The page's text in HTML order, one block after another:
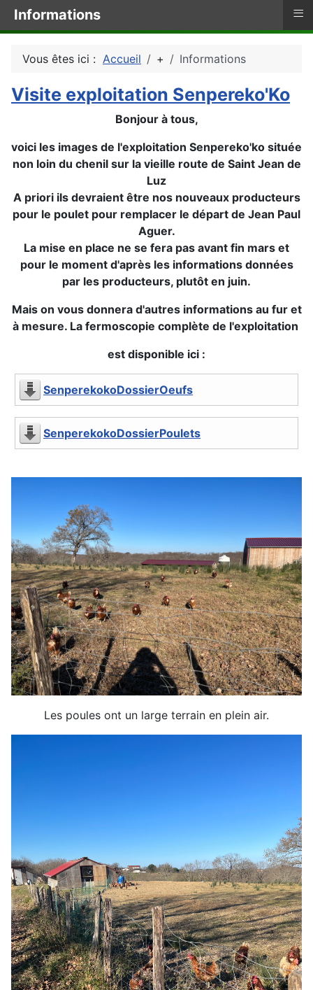
Vous êtes ici : Accueil + Informations
Visite exploitation Senpereko'Ko
Bonjour à tous,
voici les images de l'exploitation Senpereko'ko située
non loin du chenil sur la vieille route de Saint Jean de
Luz
A priori ils devraient être nos nouveaux producteurs
pour le poulet pour remplacer le départ de Jean Paul
Aguer.
La mise en place ne se fera pas avant fin mars et
pour le moment d'après les informations données
par les producteurs, plutôt en juin.
Mais on vous donnera d'autres informations au fur et
à mesure. La fermoscopie complète de l'exploitation
est disponible ici :
SenperekokoDossierOeufs
SenperekokoDossierPoulets
Les poules ont un large terrain en plein air.
Informations ≡